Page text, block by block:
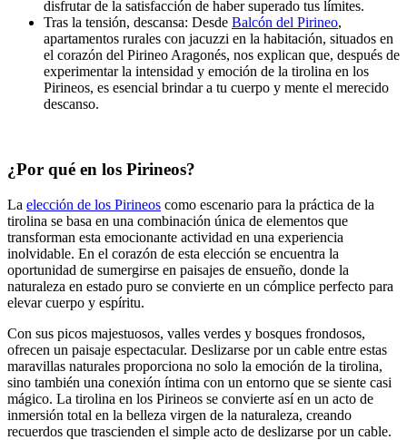
disfrutar de la satisfacción de haber superado tus límites.
Tras la tensión, descansa: Desde Balcón del Pirineo,
apartamentos rurales con jacuzzi en la habitación, situados en
el corazón del Pirineo Aragonés, nos explican que, después de
experimentar la intensidad y emoción de la tirolina en los
Pirineos, es esencial brindar a tu cuerpo y mente el merecido
descanso.
¿Por qué en los Pirineos?
La elección de los Pirineos como escenario para la práctica de la
tirolina se basa en una combinación única de elementos que
transforman esta emocionante actividad en una experiencia
inolvidable. En el corazón de esta elección se encuentra la
oportunidad de sumergirse en paisajes de ensueño, donde la
naturaleza en estado puro se convierte en un cómplice perfecto para
elevar cuerpo y espíritu.
Con sus picos majestuosos, valles verdes y bosques frondosos,
ofrecen un paisaje espectacular. Deslizarse por un cable entre estas
maravillas naturales proporciona no solo la emoción de la tirolina,
sino también una conexión íntima con un entorno que se siente casi
mágico. La tirolina en los Pirineos se convierte así en un acto de
inmersión total en la belleza virgen de la naturaleza, creando
recuerdos que trascienden el simple acto de deslizarse por un cable.